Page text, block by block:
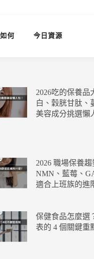
何 今日資源
2026吃的保養品
白、穀胱甘肽、
美容成分挑選懶
2026 職場保養趨
NMN、藍莓、
適合上班族的進
保健食品怎麼選
表的 4 個關鍵重